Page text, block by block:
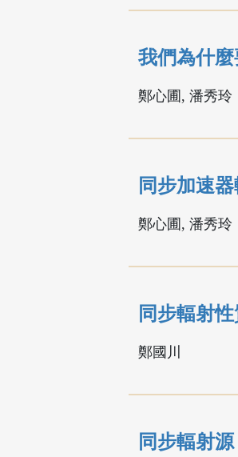
我們為什
鄭心圃, 潘秀玲
同步加速
鄭心圃, 潘秀玲
同步輻射
鄭國川
同步輻射源